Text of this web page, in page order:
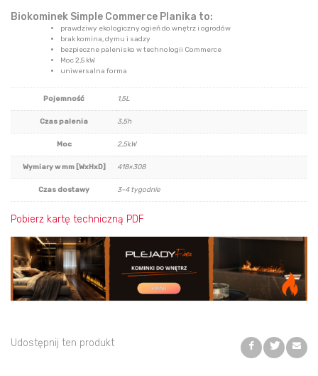
Biokominek Simple Commerce Planika to:
prawdziwy ekologiczny ogień do wnętrz i ogrodów
brak komina, dymu i sadzy
bezpieczne palenisko w technologii Commerce
Moc 2,5 kW
uniwersalna forma
Pojemność 1,5L
Czas palenia 3,5h
Moc 2,5kW
Wymiary w mm [WxHxD] 418×308
Czas dostawy 3-4 tygodnie
Pobierz kartę techniczną PDF
Udostępnij ten produkt